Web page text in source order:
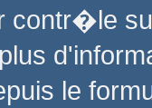
contr�le
le